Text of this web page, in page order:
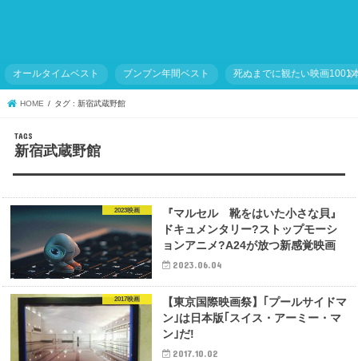
オールタイムベスト ブンブン年間ベスト 死ぬまでに観たい映画1001
HOME タグ : 新宿武蔵野館
新宿武蔵野館
2023映画
『マルセル 靴をはいた小さな貝』
ドキュメンタリー?ストップモーシ
ョンアニメ?A24が放つ新感覚映画
2023.06.04
2017映画
【東京国際映画祭】｢プールサイドマ
ン｣は日本版｢スイス・アーミー・マ
ン｣だ!
2017.10.02